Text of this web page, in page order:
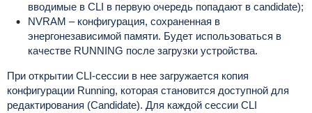
вводимые в CLI в первую очередь попадают в candidate);
NVRAM – конфигурация, сохраненная в
энергонезависимой памяти. Будет использоваться в
качестве RUNNING после загрузки устройства.
При открытии CLI-сессии в нее загружается копия
конфигурации Running, которая становится доступной для
редактирования (Candidate). Для каждой сессии CLI